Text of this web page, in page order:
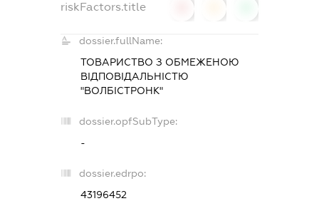
riskFactors.title
dossier.fullName:
ТОВАРИСТВО З ОБМЕЖЕНОЮ
ВІДПОВІДАЛЬНІСТЮ
"ВОЛБІСТРОНК"
dossier.opfSubType:
-
dossier.edrpo:
43196452